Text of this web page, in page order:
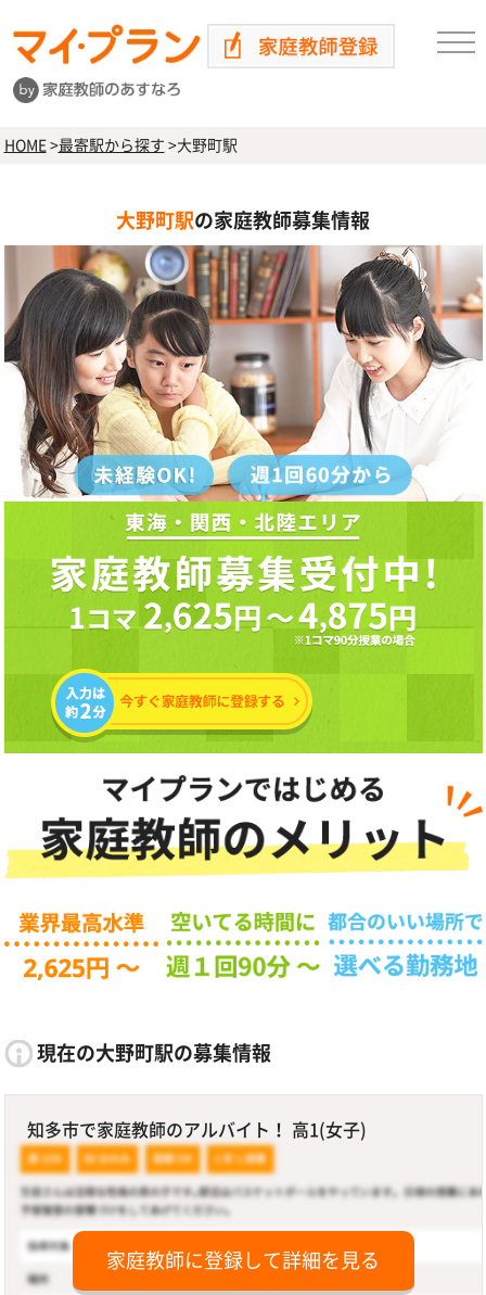
HOME>最寄駅から探す >大野町駅
大野町駅の家庭教師募集情報
現在の大野町駅の募集情報
知多市で家庭教師のアルバイト！ 高1(女子)
家庭教師に登録して詳細を見る